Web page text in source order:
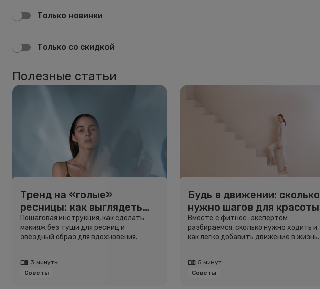
Только новинки
Только со скидкой
Полезные статьи
Тренд на «голые»
ресницы: как выглядеть
свежо, не используя тушь
Пошаговая инструкция, как сделать
макияж без туши для ресниц и
звёздный образ для вдохновения.
3 минуты
Советы
Будь в движении: сколько
нужно шагов для красоты
и здоровья
Вместе с фитнес-экспертом
разбираемся, сколько нужно ходить и
как легко добавить движение в жизнь.
5 минут
Советы